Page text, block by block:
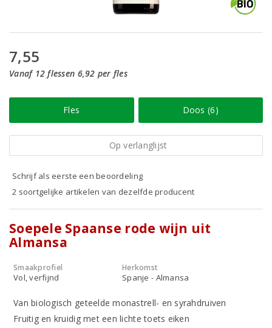
7,55
Vanaf 12 flessen 6,92 per fles
Fles Doos (6)
Op verlanglijst
Schrijf als eerste een beoordeling
2 soortgelijke artikelen van dezelfde producent
Soepele Spaanse rode wijn uit
Almansa
Smaakprofiel
Vol, verfijnd
Herkomst
Spanje - Almansa
Van biologisch geteelde monastrell- en syrahdruiven
Fruitig en kruidig met een lichte toets eiken